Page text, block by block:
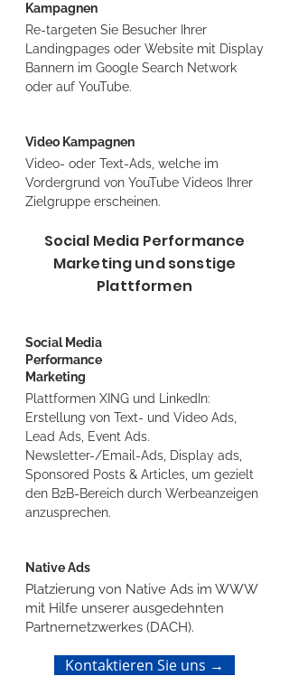
Kampagnen
Re-targeten Sie Besucher Ihrer
Landingpages oder Website mit Display
Bannern im Google Search Network
oder auf YouTube.
Video Kampagnen
Video- oder Text-Ads, welche im
Vordergrund von YouTube Videos Ihrer
Zielgruppe erscheinen.
Social Media Performance
Marketing und sonstige
Plattformen
Social Media
Performance
Marketing
Plattformen XING und LinkedIn:
Erstellung von Text- und Video Ads,
Lead Ads, Event Ads.
Newsletter-/Email-Ads, Display ads,
Sponsored Posts & Articles, um gezielt
den B2B-Bereich durch Werbeanzeigen
anzusprechen.
Native Ads
Platzierung von Native Ads im WWW
mit Hilfe unserer ausgedehnten
Partnernetzwerkes (DACH).
Kontaktieren Sie uns →